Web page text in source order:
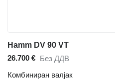
Hamm DV 90 VT
26.700 € Без ДДВ
Комбиниран валјак